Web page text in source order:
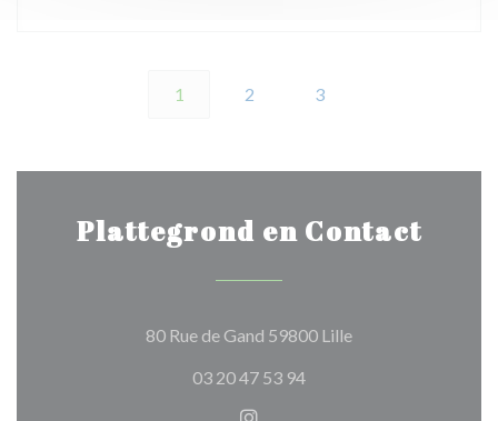
1 2 3
Plattegrond en Contact
80 Rue de Gand 59800 Lille((opent in een
03 20 47 53 94